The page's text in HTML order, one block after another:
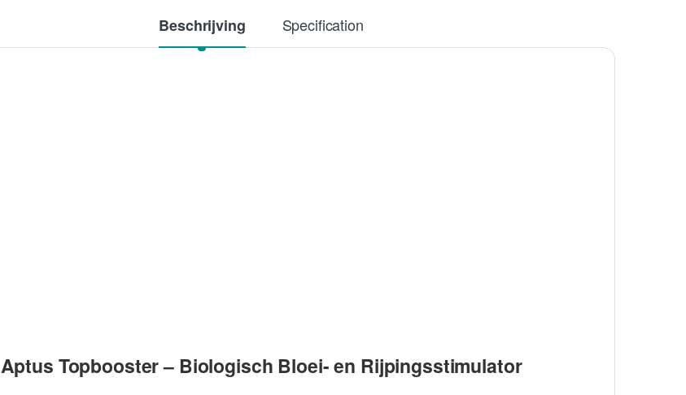
Beschrijving Specification
Aptus Topbooster – Biologisch Bloei- en Rijpingsstimulator